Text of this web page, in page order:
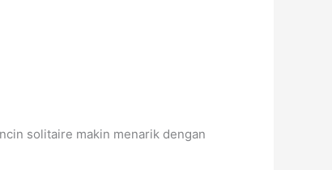
solitaire makin menarik dengan